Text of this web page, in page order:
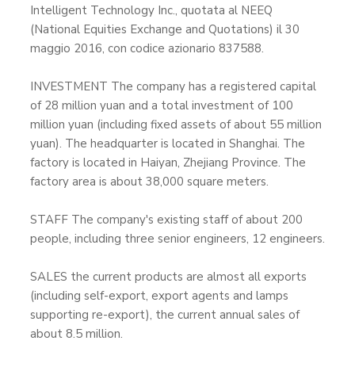
Intelligent Technology Inc., quotata al NEEQ
(National Equities Exchange and Quotations) il 30
maggio 2016, con codice azionario 837588.
INVESTMENT The company has a registered capital
of 28 million yuan and a total investment of 100
million yuan (including fixed assets of about 55 million
yuan). The headquarter is located in Shanghai. The
factory is located in Haiyan, Zhejiang Province. The
factory area is about 38,000 square meters.
STAFF The company's existing staff of about 200
people, including three senior engineers, 12 engineers.
SALES the current products are almost all exports
(including self-export, export agents and lamps
supporting re-export), the current annual sales of
about 8.5 million.